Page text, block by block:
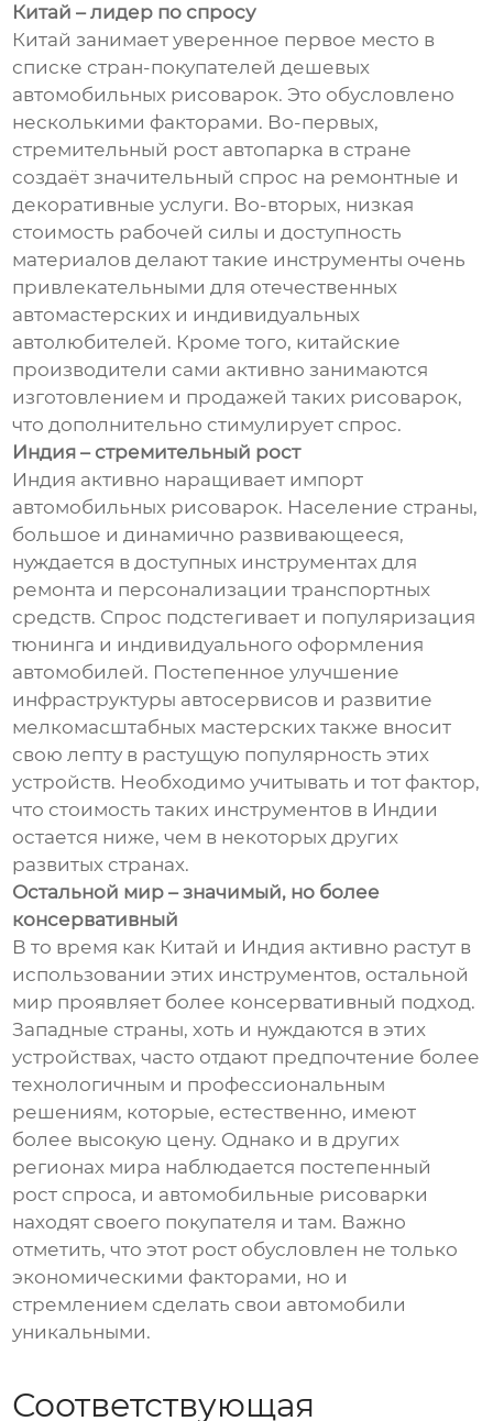
Китай – лидер по спросу
Китай занимает уверенное первое место в
списке стран-покупателей дешевых
автомобильных рисоварок. Это обусловлено
несколькими факторами. Во-первых,
стремительный рост автопарка в стране
создаёт значительный спрос на ремонтные и
декоративные услуги. Во-вторых, низкая
стоимость рабочей силы и доступность
материалов делают такие инструменты очень
привлекательными для отечественных
автомастерских и индивидуальных
автолюбителей. Кроме того, китайские
производители сами активно занимаются
изготовлением и продажей таких рисоварок,
что дополнительно стимулирует спрос.
Индия – стремительный рост
Индия активно наращивает импорт
автомобильных рисоварок. Население страны,
большое и динамично развивающееся,
нуждается в доступных инструментах для
ремонта и персонализации транспортных
средств. Спрос подстегивает и популяризация
тюнинга и индивидуального оформления
автомобилей. Постепенное улучшение
инфраструктуры автосервисов и развитие
мелкомасштабных мастерских также вносит
свою лепту в растущую популярность этих
устройств. Необходимо учитывать и тот фактор,
что стоимость таких инструментов в Индии
остается ниже, чем в некоторых других
развитых странах.
Остальной мир – значимый, но более
консервативный
В то время как Китай и Индия активно растут в
использовании этих инструментов, остальной
мир проявляет более консервативный подход.
Западные страны, хоть и нуждаются в этих
устройствах, часто отдают предпочтение более
технологичным и профессиональным
решениям, которые, естественно, имеют
более высокую цену. Однако и в других
регионах мира наблюдается постепенный
рост спроса, и автомобильные рисоварки
находят своего покупателя и там. Важно
отметить, что этот рост обусловлен не только
экономическими факторами, но и
стремлением сделать свои автомобили
уникальными.
Соответствующая